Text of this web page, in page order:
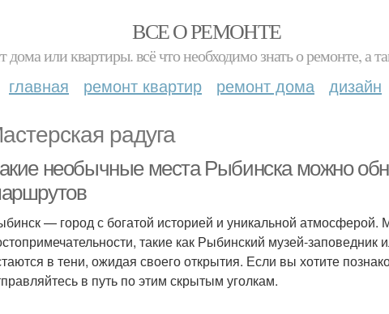
ВСЕ О РЕМОНТЕ
дома или квартиры. всё что необходимо знать о ремонте,
главная ремонт квартир ремонт дома дизайн
радуга
необычные места Рыбинска можно
— город с богатой историей и уникальной атмосферой.
такие как Рыбинский музей-
в тени, ожидая своего открытия. Если вы хотите
в путь по этим скрытым уголкам.